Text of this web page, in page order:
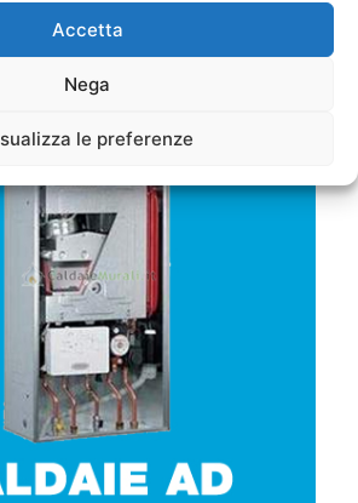
Accetta
Nega
le preferenze
a Condensazione